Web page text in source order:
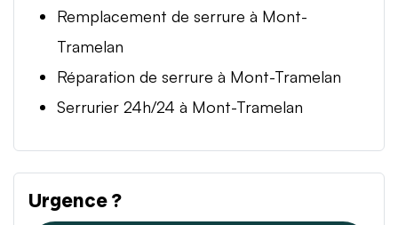
Remplacement de serrure à Mont-
Tramelan
Réparation de serrure à Mont-Tramelan
Serrurier 24h/24 à Mont-Tramelan
Urgence ?